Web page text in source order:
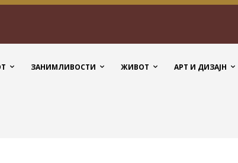
ЗАНИМЛИВОСТИ ЖИВОТ АРТ И ДИЗАЈН